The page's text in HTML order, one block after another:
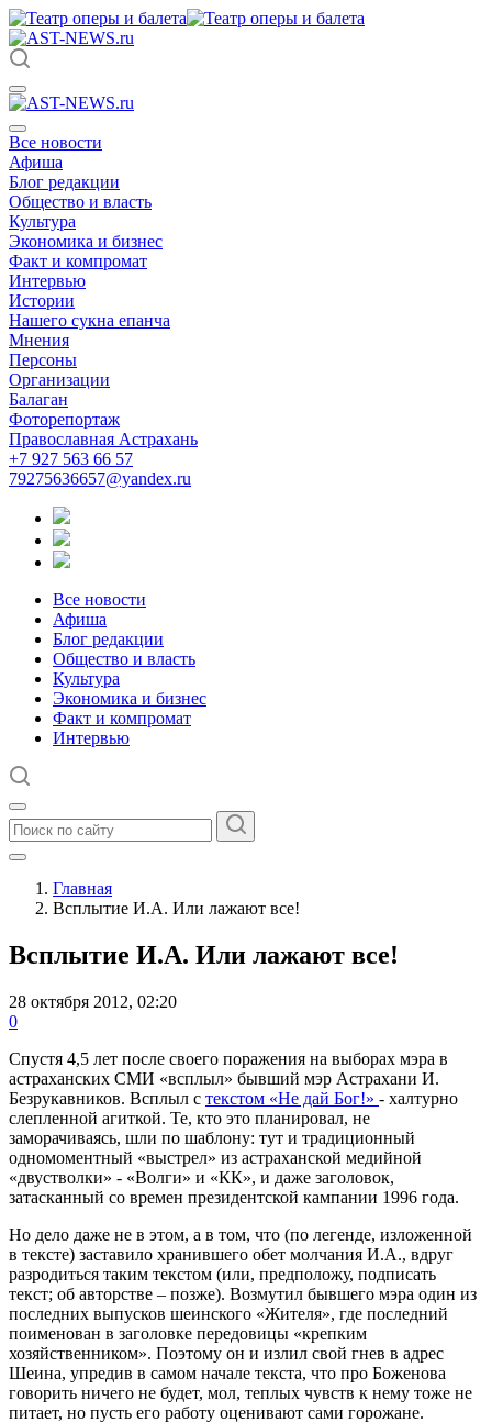
Все новости
Афиша
Блог редакции
Общество и власть
Культура
Экономика и бизнес
Факт и компромат
Интервью
Истории
Нашего сукна епанча
Мнения
Персоны
Организации
Балаган
Фоторепортаж
Православная Астрахань
+7 927 563 66 57
79275636657@yandex.ru
Все новости
Афиша
Блог редакции
Общество и власть
Культура
Экономика и бизнес
Факт и компромат
Интервью
Главная
Всплытие И.А. Или лажают все!
Всплытие И.А. Или лажают все!
28 октября 2012, 02:20
0
Спустя 4,5 лет после своего поражения на выборах мэра в
астраханских СМИ «всплыл» бывший мэр Астрахани И.
Безрукавников. Всплыл с текстом «Не дай Бог!» - халтурно
слепленной агиткой. Те, кто это планировал, не
заморачиваясь, шли по шаблону: тут и традиционный
одномоментный «выстрел» из астраханской медийной
«двустволки» - «Волги» и «КК», и даже заголовок,
затасканный со времен президентской кампании 1996 года.
Но дело даже не в этом, а в том, что (по легенде, изложенной
в тексте) заставило хранившего обет молчания И.А., вдруг
разродиться таким текстом (или, предположу, подписать
текст; об авторстве – позже). Возмутил бывшего мэра один из
последних выпусков шеинского «Жителя», где последний
поименован в заголовке передовицы «крепким
хозяйственником». Поэтому он и излил свой гнев в адрес
Шеина, упредив в самом начале текста, что про Боженова
говорить ничего не будет, мол, теплых чувств к нему тоже не
питает, но пусть его работу оценивают сами горожане.